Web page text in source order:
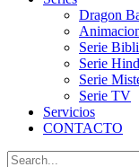
Dragon
Serie
Serie
Serie
Serie TV
Servicios
CONTACTO